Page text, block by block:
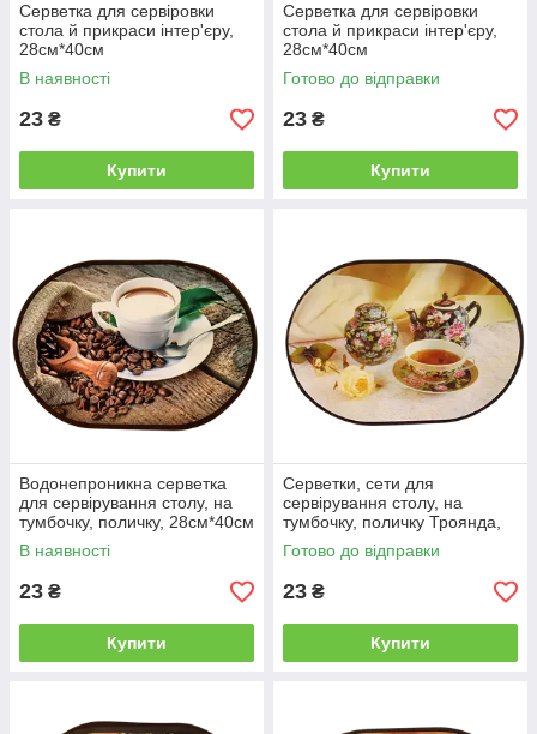
Серветка для сервіровки
стола й прикраси інтер'єру,
28см*40см
В наявності
23 ₴
Купити
Серветка для сервіровки
стола й прикраси інтер'єру,
28см*40см
Готово до відправки
23 ₴
Купити
Водонепроникна серветка
для сервірування столу, на
тумбочку, поличку, 28см*40см
В наявності
23 ₴
Купити
Серветки, сети для
сервірування столу, на
тумбочку, поличку Троянда,
28 см*40 см
Готово до відправки
23 ₴
Купити